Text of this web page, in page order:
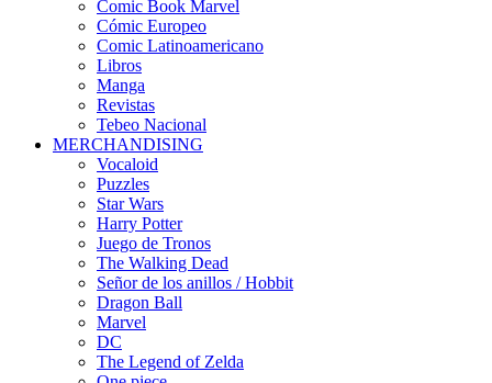
Comic Book Marvel
Cómic Europeo
Comic Latinoamericano
Libros
Manga
Revistas
Tebeo Nacional
MERCHANDISING
Vocaloid
Puzzles
Star Wars
Harry Potter
Juego de Tronos
The Walking Dead
Señor de los anillos / Hobbit
Dragon Ball
Marvel
DC
The Legend of Zelda